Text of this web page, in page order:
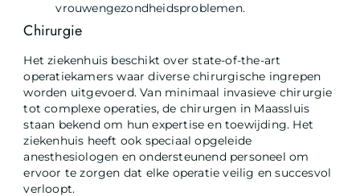
vrouwengezondheidsproblemen.
Chirurgie
Het ziekenhuis beschikt over state-of-the-art
operatiekamers waar diverse chirurgische ingrepen
worden uitgevoerd. Van minimaal invasieve chirurgie
tot complexe operaties, de chirurgen in Maassluis
staan bekend om hun expertise en toewijding. Het
ziekenhuis heeft ook speciaal opgeleide
anesthesiologen en ondersteunend personeel om
ervoor te zorgen dat elke operatie veilig en succesvol
verloopt.